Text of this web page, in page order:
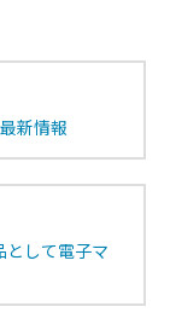
新情報
として電子マ